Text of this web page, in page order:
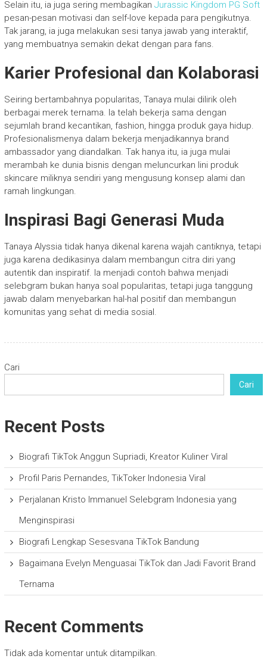
Selain itu, ia juga sering membagikan Jurassic Kingdom PG Soft
pesan-pesan motivasi dan self-love kepada para pengikutnya.
Tak jarang, ia juga melakukan sesi tanya jawab yang interaktif,
yang membuatnya semakin dekat dengan para fans.
Karier Profesional dan Kolaborasi
Seiring bertambahnya popularitas, Tanaya mulai dilirik oleh
berbagai merek ternama. Ia telah bekerja sama dengan
sejumlah brand kecantikan, fashion, hingga produk gaya hidup.
Profesionalismenya dalam bekerja menjadikannya brand
ambassador yang diandalkan. Tak hanya itu, ia juga mulai
merambah ke dunia bisnis dengan meluncurkan lini produk
skincare miliknya sendiri yang mengusung konsep alami dan
ramah lingkungan.
Inspirasi Bagi Generasi Muda
Tanaya Alyssia tidak hanya dikenal karena wajah cantiknya, tetapi
juga karena dedikasinya dalam membangun citra diri yang
autentik dan inspiratif. Ia menjadi contoh bahwa menjadi
selebgram bukan hanya soal popularitas, tetapi juga tanggung
jawab dalam menyebarkan hal-hal positif dan membangun
komunitas yang sehat di media sosial.
Cari
Cari
Recent Posts
Biografi TikTok Anggun Supriadi, Kreator Kuliner Viral
Profil Paris Pernandes, TikToker Indonesia Viral
Perjalanan Kristo Immanuel Selebgram Indonesia yang
Menginspirasi
Biografi Lengkap Sesesvana TikTok Bandung
Bagaimana Evelyn Menguasai TikTok dan Jadi Favorit Brand
Ternama
Recent Comments
Tidak ada komentar untuk ditampilkan.